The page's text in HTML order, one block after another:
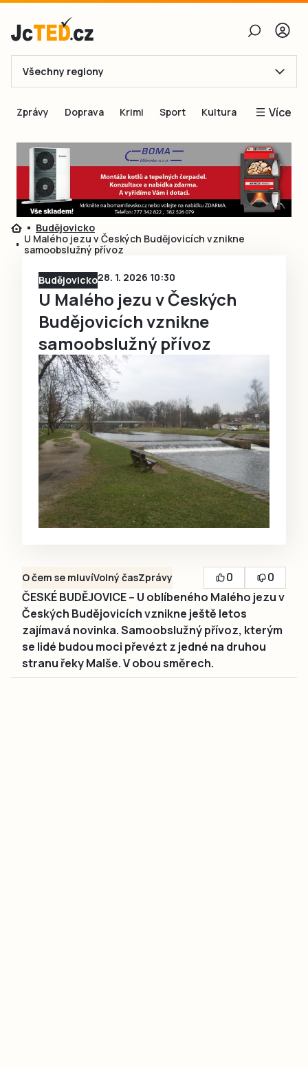
E-mail
Obnovit heslo
Přihlásit se
Přihlásit se přes Facebook
Ještě nemám účet, chci se
Všechny regiony
Zprávy Doprava Krimi Sport Kultura Více
Blogy
Inspirace
Čtenáři píší
Speciální přílohy
Budějovicko
U Malého jezu v Českých Budějovicích vznikne
samoobslužný přívoz
Budějovicko28. 1. 2026 10:30
U Malého jezu v Českých
Budějovicích vznikne
samoobslužný přívoz
O čem se mluvíVolný časZprávy 0
0
ČESKÉ BUDĚJOVICE – U oblíbeného Malého jezu v
Českých Budějovicích vznikne ještě letos
zajímavá novinka. Samoobslužný přívoz, kterým
se lidé budou moci převézt z jedné na druhou
stranu řeky Malše. V obou směrech.